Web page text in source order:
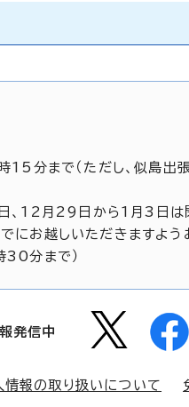
分まで（ただし、似島
、12月29日から1月3日は
にお越しいただきますようお
分まで）
発信中
情報の取り扱いについて